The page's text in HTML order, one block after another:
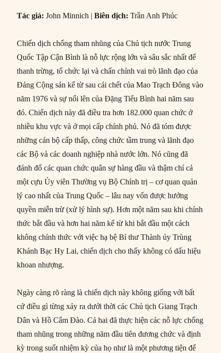
Tác giả: John Minnich |Biên dịch: Trần Anh Phúc
Chiến dịch chống tham nhũng của Chủ tịch nước Trung
Quốc Tập Cận Bình là nỗ lực rộng lớn và sâu sắc nhất để
thanh trừng, tổ chức lại và chấn chỉnh vai trò lãnh đạo của
Đảng Cộng sản kể từ sau cái chết của Mao Trạch Đông vào
năm 1976 và sự nổi lên của Đặng Tiểu Bình hai năm sau
đó. Chiến dịch này đã điều tra hơn 182.000 quan chức ở
nhiều khu vực và ở mọi cấp chính phủ. Nó đã tóm được
những cán bộ cấp thấp, công chức tầm trung và lãnh đạo
các Bộ và các doanh nghiệp nhà nước lớn. Nó cũng đã
đánh đổ các quan chức quân sự hàng đầu và thậm chí cả
một cựu Ủy viên Thường vụ Bộ Chính trị – cơ quan quản
lý cao nhất của Trung Quốc – lâu nay vốn được hưởng
quyền miễn trừ (xử lý hình sự). Hơn một năm sau khi chính
thức bắt đầu và hơn hai năm kể từ khi bắt đầu một cách
không chính thức với việc hạ bệ Bí thư Thành ủy Trùng
Khánh Bạc Hy Lai, chiến dịch cho thấy không có dấu hiệu
khoan nhượng.
Ngày càng rõ ràng là chiến dịch này không giống với bất
cứ điều gì từng xảy ra dưới thời các Chủ tịch Giang Trạch
Dân và Hồ Cẩm Đào. Cả hai đã thực hiện các nỗ lực chống
tham nhũng trong những năm đầu tiên đương chức và định
kỳ trong suốt nhiệm kỳ của họ như là một phương tiện để